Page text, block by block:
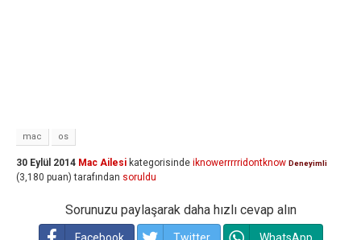
mac os
30 Eylül 2014 Mac Ailesi kategorisinde iknowerrrrridontknow Deneyimli
(3,180 puan) tarafından soruldu
Sorunuzu paylaşarak daha hızlı cevap alın